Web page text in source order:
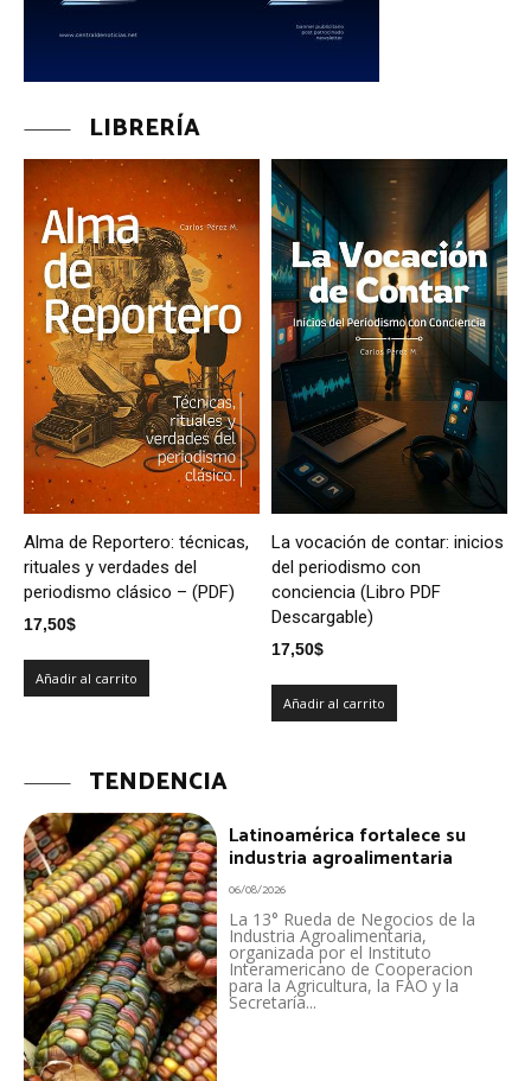
LIBRERÍA
Alma de Reportero: técnicas,
rituales y verdades del
periodismo clásico – (PDF)
17,50$
Añadir al carrito
La vocación de contar: inicios
del periodismo con
conciencia (Libro PDF
Descargable)
17,50$
Añadir al carrito
TENDENCIA
Latinoamérica fortalece su
industria agroalimentaria
06/08/2026
La 13° Rueda de Negocios de la
Industria Agroalimentaria,
organizada por el Instituto
Interamericano de Cooperacion
para la Agricultura, la FAO y la
Secretaría...